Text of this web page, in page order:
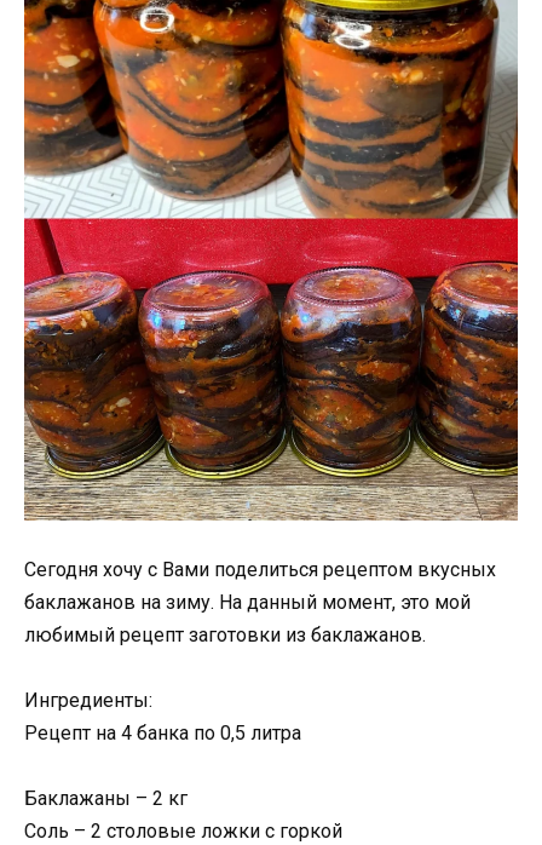
Сегодня хочу с Вами поделиться рецептом вкусных
баклажанов на зиму. На данный момент, это мой
любимый рецепт заготовки из баклажанов.
Ингредиенты:
Рецепт на 4 банка по 0,5 литра
Баклажаны – 2 кг
Соль – 2 столовые ложки с горкой